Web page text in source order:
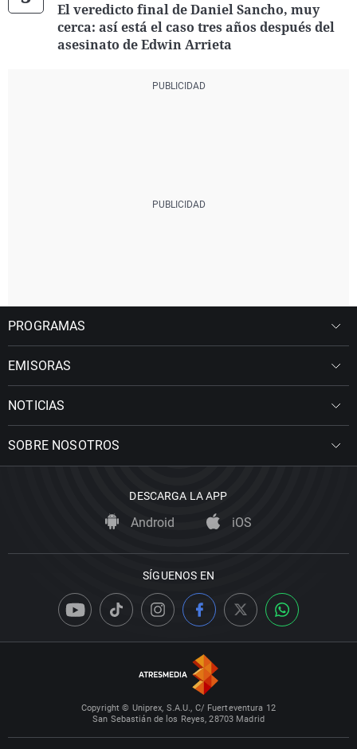
El veredicto final de Daniel Sancho, muy
cerca: así está el caso tres años después del
asesinato de Edwin Arrieta
PROGRAMAS
EMISORAS
NOTICIAS
SOBRE NOSOTROS
DESCARGA LA APP
Android iOS
SÍGUENOS EN
Copyright © Uniprex, S.A.U., C/ Fuerteventura 12
San Sebastián de los Reyes, 28703 Madrid